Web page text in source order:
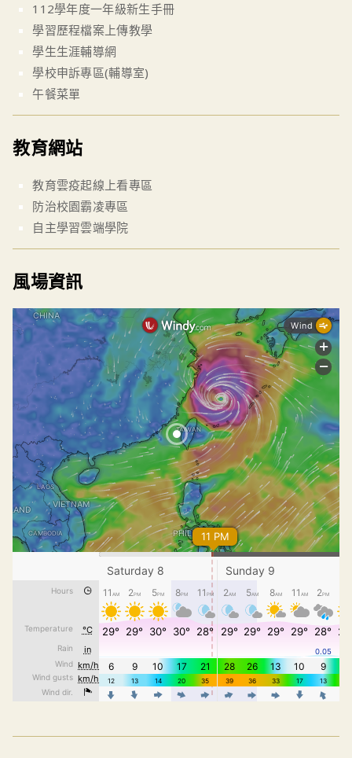
112學年度一年級新生手冊
學習歷程檔案上傳教學
學生生涯輔導網
學校申訴專區(輔導室)
午餐菜單
教育網站
教育雲疫起線上看專區
防治校園霸凌專區
自主學習雲端學院
風場資訊